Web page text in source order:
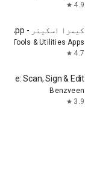
4.9
star
کیمرا اسکینر - PDF Scanner App
Tools & Utilities Apps
4.7
star
Scan, Sign & Edit
Benzveen
3.9
star